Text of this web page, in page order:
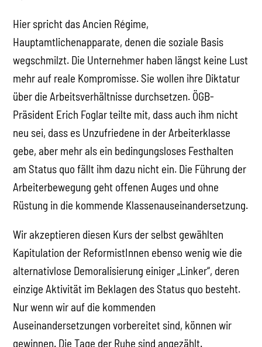
Hier spricht das Ancien Régime,
Hauptamtlichenapparate, denen die soziale Basis
wegschmilzt. Die Unternehmer haben längst keine Lust
mehr auf reale Kompromisse. Sie wollen ihre Diktatur
über die Arbeitsverhältnisse durchsetzen. ÖGB-
Präsident Erich Foglar teilte mit, dass auch ihm nicht
neu sei, dass es Unzufriedene in der Arbeiterklasse
gebe, aber mehr als ein bedingungsloses Festhalten
am Status quo fällt ihm dazu nicht ein. Die Führung der
Arbeiterbewegung geht offenen Auges und ohne
Rüstung in die kommende Klassenauseinandersetzung.
Wir akzeptieren diesen Kurs der selbst gewählten
Kapitulation der ReformistInnen ebenso wenig wie die
alternativlose Demoralisierung einiger „Linker“, deren
einzige Aktivität im Beklagen des Status quo besteht.
Nur wenn wir auf die kommenden
Auseinandersetzungen vorbereitet sind, können wir
gewinnen. Die Tage der Ruhe sind angezählt.